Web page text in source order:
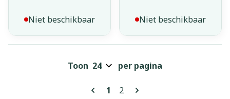
Niet beschikbaar Niet beschikbaar
Pagina's
U lees momenteel pagina
1 Pagina
2
Toon per pagina